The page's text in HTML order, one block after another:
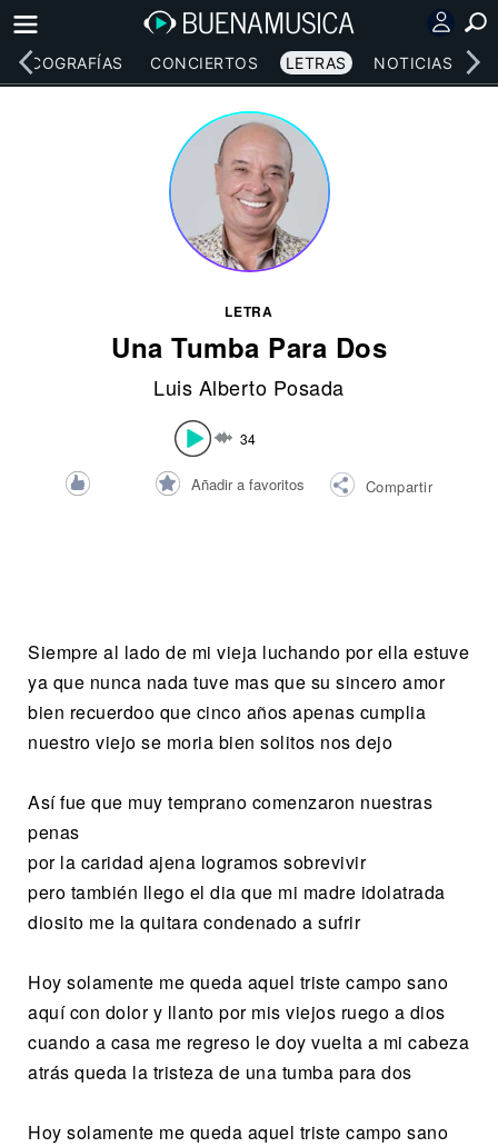
DISCOGRAFÍAS CONCIERTOS LETRAS NOTICIAS
LETRA
Una Tumba Para Dos
Luis Alberto Posada
34
Añadir a favoritos Compartir
Siempre al lado de mi vieja luchando por ella estuve
ya que nunca nada tuve mas que su sincero amor
bien recuerdoo que cinco años apenas cumplia
nuestro viejo se moria bien solitos nos dejo
Así fue que muy temprano comenzaron nuestras
penas
por la caridad ajena logramos sobrevivir
pero también llego el dia que mi madre idolatrada
diosito me la quitara condenado a sufrir
Hoy solamente me queda aquel triste campo sano
aquí con dolor y llanto por mis viejos ruego a dios
cuando a casa me regreso le doy vuelta a mi cabeza
atrás queda la tristeza de una tumba para dos
Hoy solamente me queda aquel triste campo sano